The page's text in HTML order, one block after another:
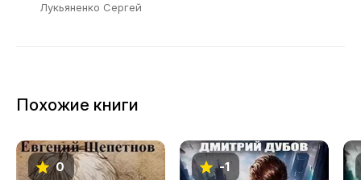
Лукьяненко Сергей
Похожие книги
0 -1